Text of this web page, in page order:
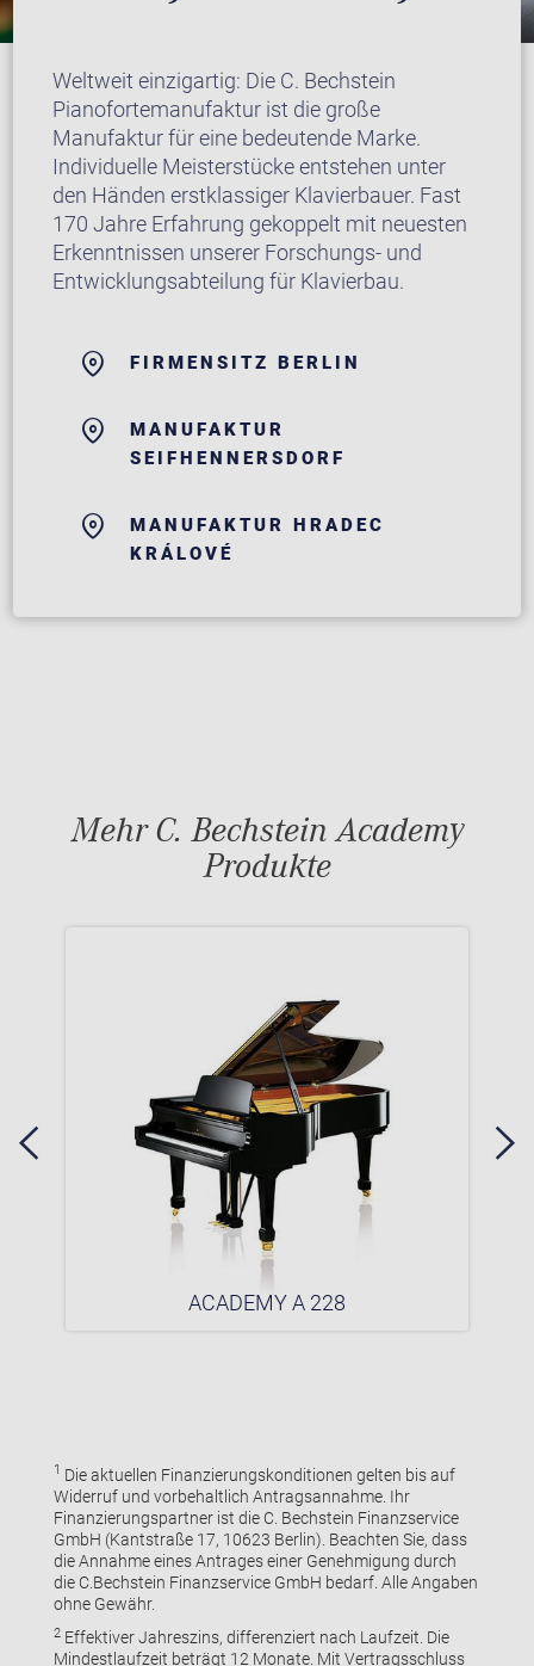
Weltweit einzigartig: Die C. Bechstein
Pianofortemanufaktur ist die große
Manufaktur für eine bedeutende Marke.
Individuelle Meisterstücke entstehen unter
den Händen erstklassiger Klavierbauer. Fast
170 Jahre Erfahrung gekoppelt mit neuesten
Erkenntnissen unserer Forschungs- und
Entwicklungsabteilung für Klavierbau.
FIRMENSITZ BERLIN
MANUFAKTUR
SEIFHENNERSDORF
MANUFAKTUR HRADEC
KRÁLOVÉ
Mehr C. Bechstein Academy
Produkte
ACADEMY A 228
1 Die aktuellen Finanzierungskonditionen gelten bis auf
Widerruf und vorbehaltlich Antragsannahme. Ihr
Finanzierungspartner ist die C. Bechstein Finanzservice
GmbH (Kantstraße 17, 10623 Berlin). Beachten Sie, dass
die Annahme eines Antrages einer Genehmigung durch
die C.Bechstein Finanzservice GmbH bedarf. Alle Angaben
ohne Gewähr.
2Effektiver Jahreszins, differenziert nach Laufzeit. Die
Mindestlaufzeit beträgt 12 Monate. Mit Vertragsschluss